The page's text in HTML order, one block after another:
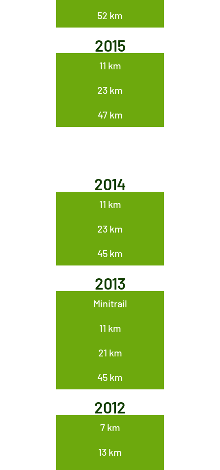
52 km
2015
11 km
23 km
47 km
2014
11 km
23 km
45 km
2013
Minitrail
11 km
21 km
45 km
2012
7 km
13 km